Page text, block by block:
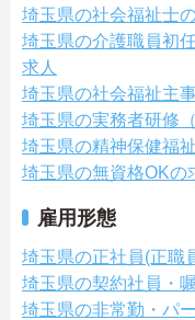
埼玉県の社会福祉士
埼玉県の介護職員初
求人
埼玉県の社会福祉主
埼玉県の実務者研修
埼玉県の精神保健福
埼玉県の無資格OKの
雇用形態
埼玉県の正社員(正職
埼玉県の契約社員・
埼玉県の非常勤・パ